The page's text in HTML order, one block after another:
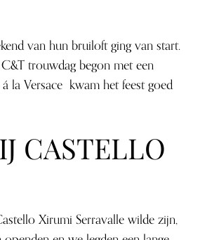
van hun bruiloft ging van start.
trouwdag begon met een
la Versace kwam het feest goed
CASTELLO
Xirumi Serravalle wilde zijn,